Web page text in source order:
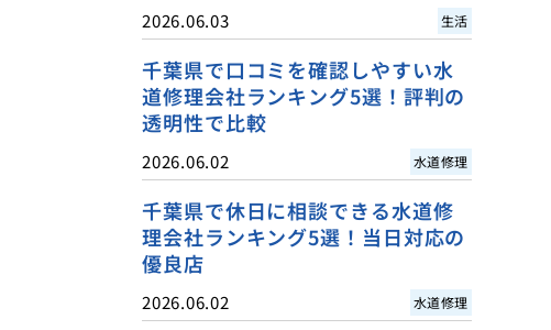
2026.06.03 生活
千葉県で口コミを確認しやすい水
道修理会社ランキング5選！評判の
透明性で比較
2026.06.02 水道修理
千葉県で休日に相談できる水道修
理会社ランキング5選！当日対応の
優良店
2026.06.02 水道修理